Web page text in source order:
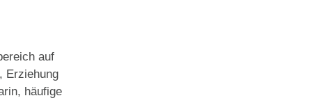
auf
Erziehung
häufige